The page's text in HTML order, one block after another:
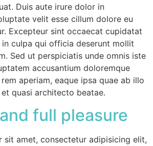
Duis aute irure dolor in
velit esse cillum dolore eu
Excepteur sint occaecat cupidatat
culpa qui officia deserunt mollit
Sed ut perspiciatis unde omnis iste
accusantium doloremque
aperiam, eaque ipsa quae ab illo
quasi architecto beatae.
full pleasure
sit amet, consectetur adipisicing elit,